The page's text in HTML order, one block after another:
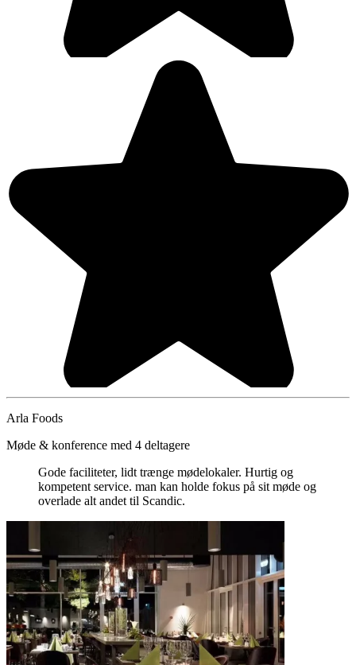
Arla Foods
Møde & konference med 4 deltagere
Gode faciliteter, lidt trænge mødelokaler. Hurtig og
kompetent service. man kan holde fokus på sit møde og
overlade alt andet til Scandic.